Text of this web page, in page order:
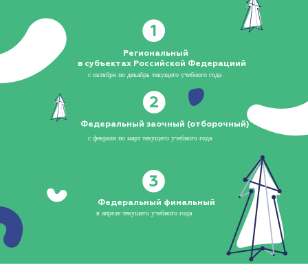
с октября по декабрь текущего учебного года
Региональный
в субъектах Российской Федерациий
1
с февраля по март текущего учебного года
Федеральный заочный (отборочный)
2
в апреле текущего учебного года
Федеральный финальный
3